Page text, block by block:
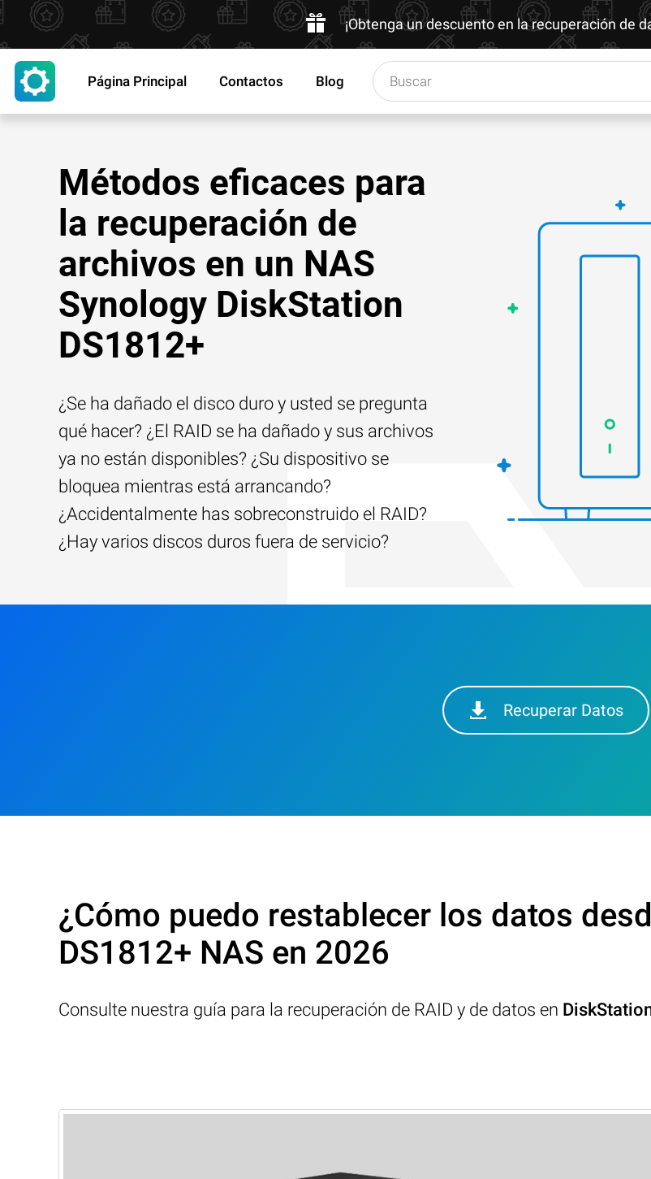
¡Obtenga un descuento en la recuperación de
Página Principal Contactos Blog
Métodos eficaces para
la recuperación de
archivos en un NAS
Synology DiskStation
DS1812+
¿Se ha dañado el disco duro y usted se pregunta
qué hacer? ¿El RAID se ha dañado y sus archivos
ya no están disponibles? ¿Su dispositivo se
bloquea mientras está arrancando?
¿Accidentalmente has sobreconstruido el RAID?
¿Hay varios discos duros fuera de servicio?
Recuperar Datos
¿Cómo puedo restablecer los datos
DS1812+ NAS en 2026
Consulte nuestra guía para la recuperación de RAID y de datos en